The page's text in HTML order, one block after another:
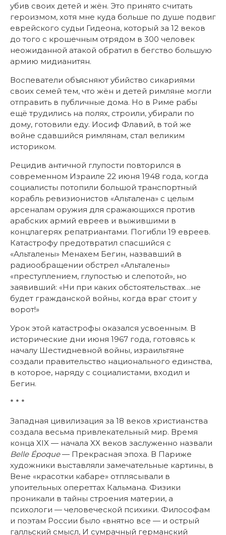
убив своих детей и жён. Это принято считать
героизмом, хотя мне куда больше по душе подвиг
еврейского судьи Гидеона, который за 12 веков
до того с крошечным отрядом в 300 человек
неожиданной атакой обратил в бегство большую
армию мидианитян.
Воспеватели объясняют убийство сикариями
своих семей тем, что жён и детей римляне могли
отправить в публичные дома. Но в Риме рабы
ещё трудились на полях, строили, убирали по
дому, готовили еду. Иосиф Флавий, в той же
войне сдавшийся римлянам, стал великим
историком.
Рецидив античной глупости повторился в
современном Израиле 22 июня 1948 года, когда
социалисты потопили большой транспортный
корабль ревизионистов «Альталена» с целым
арсеналам оружия для сражающихся против
арабских армий евреев и выжившими в
концлагерях репатриантами. Погибли 19 евреев.
Катастрофу предотвратил спасшийся с
«Альталены» Менахем Бегин, назвавший в
радиообращении обстрел «Альталены»
«преступлением, глупостью и слепотой», но
заявивший: «Ни при каких обстоятельствах…не
будет гражданской войны, когда враг стоит у
ворот!»
Урок этой катастрофы оказался усвоенным. В
исторические дни июня 1967 года, готовясь к
началу Шестидневной войны, израильтяне
создали правительство национального единства,
в которое, наряду с социалистами, входил и
Бегин.
* * *
Западная цивилизация за 18 веков христианства
создала весьма привлекательный мир. Время
конца XIX — начала XX веков заслуженно назвали
Belle Époque— Прекрасная эпоха. В Париже
художники выставляли замечательные картины, в
Вене «красотки кабаре» отплясывали в
упоительных опереттах Кальмана. Физики
проникали в тайны строения материи, а
психологи — человеческой психики. Философам
и поэтам России было «внятно все — и острый
галльский смысл, И сумрачный германский